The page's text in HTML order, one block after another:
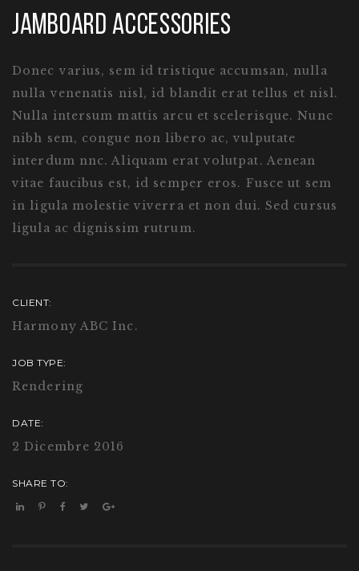
JAMBOARD ACCESSORIES
Donec varius, sem id tristique accumsan, nulla
nulla venenatis nisl, id blandit erat tellus et nisl.
Nulla intersum mattis arcu et scelerisque. Nunc
nibh sem, congue non libero ac, vulputate
interdum nnc. Aliquam erat volutpat. Aenean
vitae faucibus est, id semper eros. Fusce ut sem
in ligula molestie viverra et non dui. Sed cursus
ligula ac dignissim rutrum.
CLIENT:
Harmony ABC Inc.
JOB TYPE:
Rendering
DATE:
2 Dicembre 2016
SHARE TO: